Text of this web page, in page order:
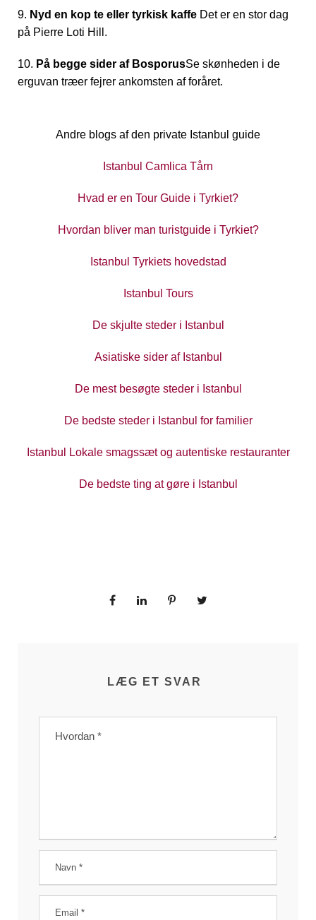
9. Nyd en kop te eller tyrkisk kaffe Det er en stor dag
på Pierre Loti Hill.
10. På begge sider af BosporusSe skønheden i de
erguvan træer fejrer ankomsten af foråret.
Andre blogs af den private Istanbul guide
Istanbul Camlica Tårn
Hvad er en Tour Guide i Tyrkiet?
Hvordan bliver man turistguide i Tyrkiet?
Istanbul Tyrkiets hovedstad
Istanbul Tours
De skjulte steder i Istanbul
Asiatiske sider af Istanbul
De mest besøgte steder i Istanbul
De bedste steder i Istanbul for familier
Istanbul Lokale smagssæt og autentiske restauranter
De bedste ting at gøre i Istanbul
LÆG ET SVAR